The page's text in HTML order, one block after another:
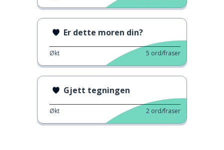
Er dette moren din?
Økt 5 ord/fraser
Gjett tegningen
Økt 2 ord/fraser